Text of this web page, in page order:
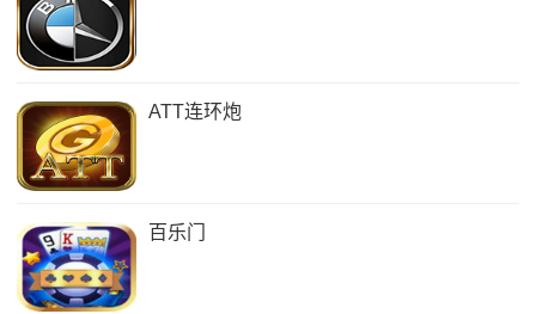
ATT连环炮
百乐门